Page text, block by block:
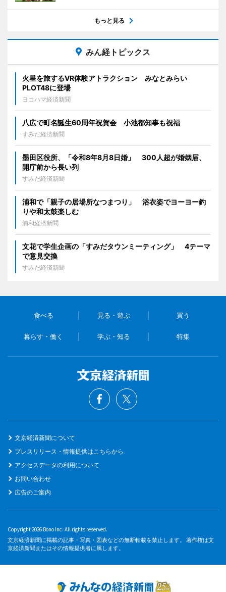
もっと見る
みん経トピックス
火星を旅するVR体験アトラクション みなとみらい
PLOT48に登場
ヨコハマ経済新聞
八広で町名誕生60周年祝賀会 小池都知事も祝福
すみだ経済新聞
墨田区役所、「令和8年8月8日婚」 300人超が婚姻届、
開庁前から長い列
すみだ経済新聞
浦和で「親子の居場所なつまつり」 浴衣姿でヨーヨー釣
りや和太鼓楽しむ
浦和経済新聞
文花で学生企画の「すみだタウンミーティング」 4テーマ
で意見交換
すみだ経済新聞
食べる 見る・遊ぶ 買う
暮らす・働く 学ぶ・知る 特集
文京経済新聞について
プレスリリース・情報提供はこちらから
アクセスデータの利用について
お問い合わせ
広告のご案内
Copyright 2026 Bono Inc. All rights reserved.
文京経済新聞に掲載の記事・写真・図表などの無断転載を禁止します。 著作権は文
京経済新聞またはその情報提供者に属します。